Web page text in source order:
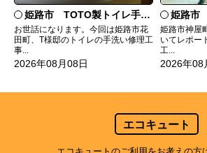
姫路市 TOTO製トイレ手洗いの水漏れ修理
お世話になります。今回は姫路市花
田町、T様邸のトイレの手洗い修理工
事...
2026年08月08日
姫路市
姫路市神屋
いてレポー
工...
2026年08
エコキュート